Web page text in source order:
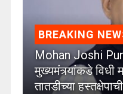
BREAKING
Mohan Joshi
मुख्यमंत्र्यांकडे विधी
तातडीच्या